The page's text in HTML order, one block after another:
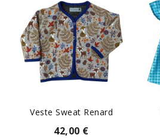
Veste Sweat Renard
42,00 €